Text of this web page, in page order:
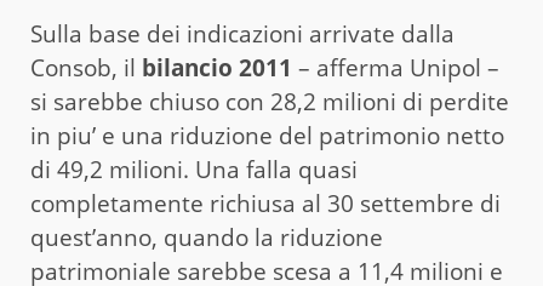
Sulla base dei indicazioni arrivate dalla
Consob, il bilancio 2011 – afferma Unipol –
si sarebbe chiuso con 28,2 milioni di perdite
in piu’ e una riduzione del patrimonio netto
di 49,2 milioni. Una falla quasi
completamente richiusa al 30 settembre di
quest’anno, quando la riduzione
patrimoniale sarebbe scesa a 11,4 milioni e